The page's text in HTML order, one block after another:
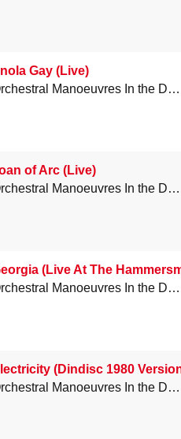
Gay (Live)
Orchestral Manoeuvres In the Dark
of Arc (Live)
Orchestral Manoeuvres In the Dark
(Live At The
Orchestral Manoeuvres In the Dark
(Dindisc 1980
Orchestral Manoeuvres In the Dark